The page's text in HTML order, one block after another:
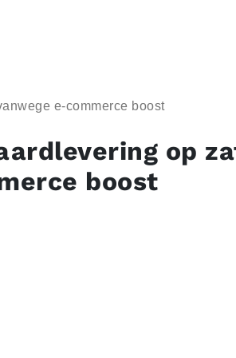
e-commerce boost
op
boost